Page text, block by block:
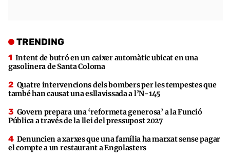
TRENDING
Intent de butró en un caixer automàtic ubicat en una
gasolinera de Santa Coloma
Quatre intervencions dels bombers per les tempestes que
també han causat una esllavissada a l’N-145
Govern prepara una ‘reformeta generosa’ a la Funció
Pública a través de la llei del pressupost 2027
Denuncien a xarxes que una família ha marxat sense pagar
el compte a un restaurant a Engolasters